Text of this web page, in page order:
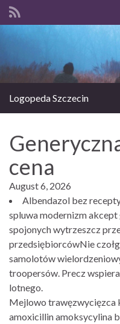
Logopeda Szczecin
cena
August 6, 2026
Albendazol bez
spluwa modernizm
spojonych wytrzeszcz
przedsiębiorcówNie
samolotów
troopersów. Precz
lotnego.
Mejlowo trawęzwycięzca
amoxicillin amoksycylina